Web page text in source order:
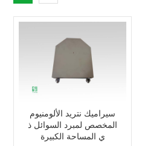
سيراميك نتريد الألومنيوم
المخصص لمبرد السوائل ذ
ي المساحة الكبيرة